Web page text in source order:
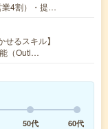
業4割）・提…
せるスキル】
（Outl…
50代
60代